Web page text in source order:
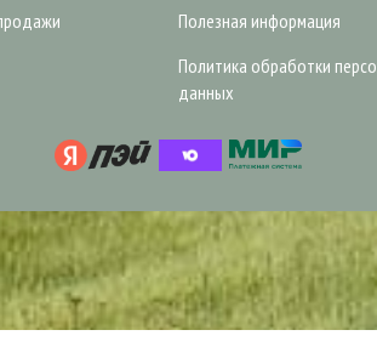
Полезная информация
Политика обработки
данных